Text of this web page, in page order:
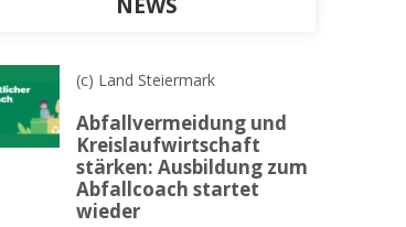
(c) Land Steiermark
Abfallvermeidung und
Kreislaufwirtschaft
stärken: Ausbildung zum
Abfallcoach startet
wieder